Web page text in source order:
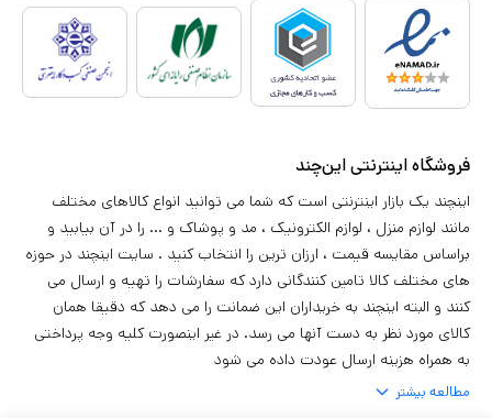
فروشگاه اینترنتی این‌چند
اینچند یک بازار اینترنتی است که شما می توانید انواع کالاهای مختلف
مانند لوازم منزل ، لوازم الکترونیک ، مد و پوشاک و ... را در آن بیابید و
براساس مقایسه قیمت ، ارزان ترین را انتخاب کنید . سایت اینچند در حوزه
های مختلف کالا تامین کنندگانی دارد که سفارشات را تهیه و ارسال می
کنند و البته اینچند به خریداران این ضمانت را می دهد که دقیقا همان
کالای مورد نظر به دست آنها می رسد. در غیر اینصورت کلیه وجه پرداختی
به همراه هزینه ارسال عودت داده می شود
مطالعه بیشتر